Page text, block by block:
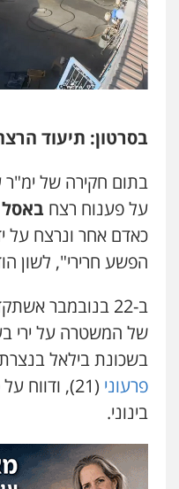
משרד
פלילי
עו"ד
עו"ד נס
פלילי
פלילי
וחקירות
בסרטון: תיעוד
בתום חקירה של
על פענוח רצח באסל
כאדם אחר ונרצח על
הפשע חרירי", לשון
של המשטרה על ירי
בשכונת בילאל
פרעוני
(21),
בינוני.